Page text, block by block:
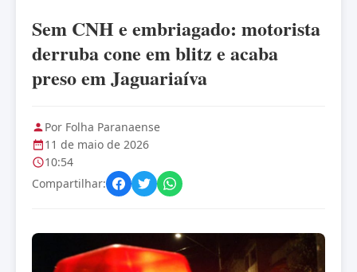
Sem CNH e embriagado: motorista
derruba cone em blitz e acaba
preso em Jaguariaíva
Por Folha Paranaense
11 de maio de 2026
10:54
Compartilhar: